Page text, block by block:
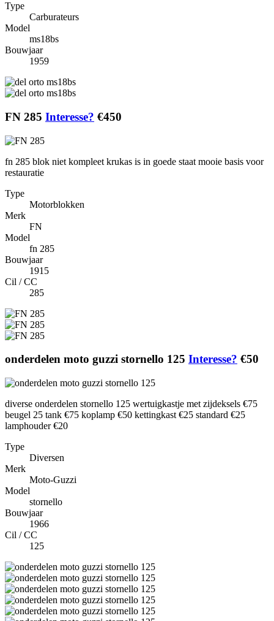
Type
Carburateurs
Model
ms18bs
Bouwjaar
1959
FN 285 Interesse? €450
fn 285 blok niet kompleet krukas is in goede staat mooie basis voor
restauratie
Type
Motorblokken
Merk
FN
Model
fn 285
Bouwjaar
1915
Cil / CC
285
onderdelen moto guzzi stornello 125 Interesse? €50
diverse onderdelen stornello 125 wertuigkastje met zijdeksels €75
beugel 25 tank €75 koplamp €50 kettingkast €25 standard €25
lamphouder €20
Type
Diversen
Merk
Moto-Guzzi
Model
stornello
Bouwjaar
1966
Cil / CC
125